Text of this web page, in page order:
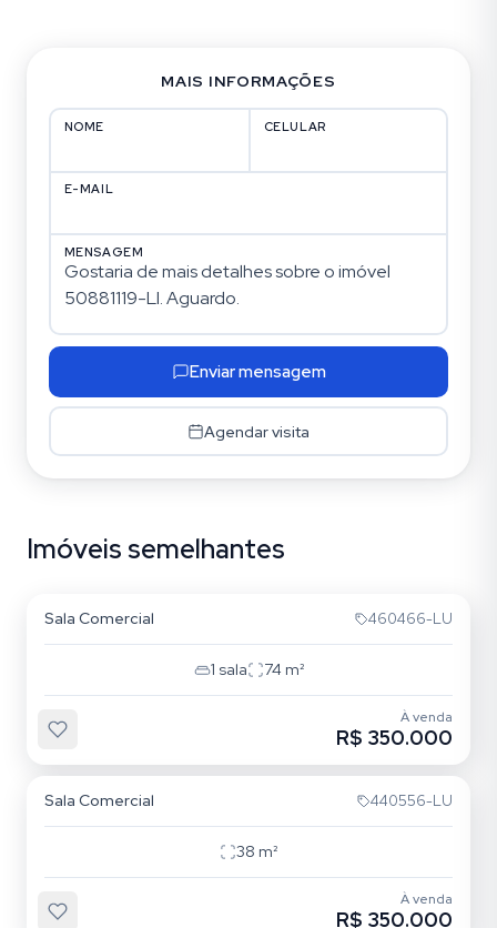
MAIS INFORMAÇÕES
NOME CELULAR
E-MAIL
MENSAGEM
Enviar mensagem
Agendar visita
Imóveis semelhantes
Cristal
Sala Comercial 460466-LU
1 sala 74 m²
À venda
R$ 350.000
Sala Comercial 440556-LU
38 m²
À venda
R$ 350.000